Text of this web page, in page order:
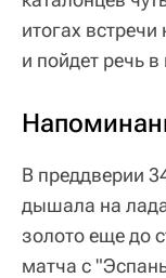
итогах
и пойдет речь
В преддверии
дышала на
золото еще до
матча с